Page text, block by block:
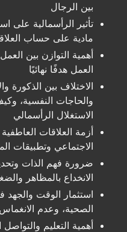
بين الرجال
تأثير الرأسمالية على
مادية على حساب
أهمية التوازن بين
العمل هدفًا نهائيًا
الاختلاف بين الذكورة
والحاجات النفسية،
الاستغلال الرأسمالي
أزمة العلاقات
الاجتماعي وتطبيقات
ضرورة فهم الذات
الانخداع بالمظاهر
استثمار الوقت والجهد
الصحية، وعدم
أهمية التعليم